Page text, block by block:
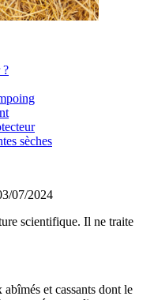
?
sèches
07/2024
scientifique. Il ne traite
et cassants dont le